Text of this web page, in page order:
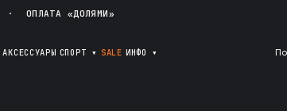
· ОПЛАТА «ДОЛЯМИ»
АКСЕССУАРЫ СПОРТ ▾ SALE ИНФО ▾